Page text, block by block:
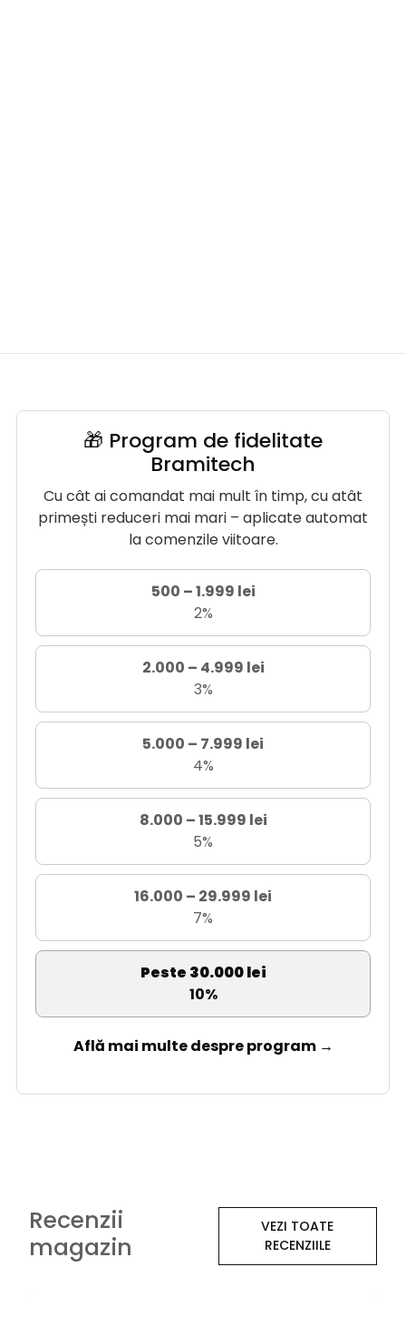
🎁 Program de fidelitate
Bramitech
Cu cât ai comandat mai mult în timp, cu atât
primești reduceri mai mari – aplicate automat
la comenzile viitoare.
500 – 1.999 lei
2%
2.000 – 4.999 lei
3%
5.000 – 7.999 lei
4%
8.000 – 15.999 lei
5%
16.000 – 29.999 lei
7%
Peste 30.000 lei
10%
Află mai multe despre program →
Recenzii
magazin
VEZI TOATE
RECENZIILE